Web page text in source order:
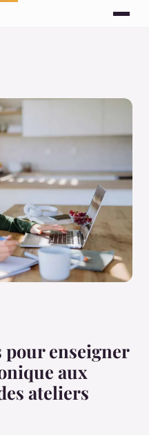
pour enseigner
aux
ateliers